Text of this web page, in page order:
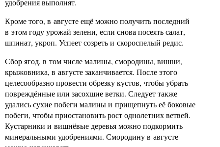
удобрения выполнят.
Кроме того, в августе ещё можно получить последний
в этом году урожай зелени, если снова посеять салат,
шпинат, укроп. Успеет созреть и скороспелый редис.
Сбор ягод, в том числе малины, смородины, вишни,
крыжовника, в августе заканчивается. После этого
целесообразно провести обрезку кустов, чтобы убрать
повреждённые или засохшие ветки. Следует также
удались сухие побеги малины и прищепнуть её боковые
побеги, чтобы приостановить рост однолетних ветвей.
Кустарники и вишнёвые деревья можно подкормить
минеральными удобрениями. Смородину в августе